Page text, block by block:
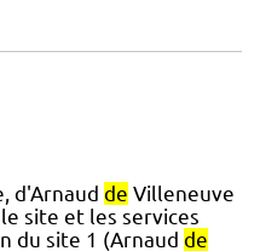
d'Arnaud de Villeneuve
site et les services
du site 1 (Arnaud de